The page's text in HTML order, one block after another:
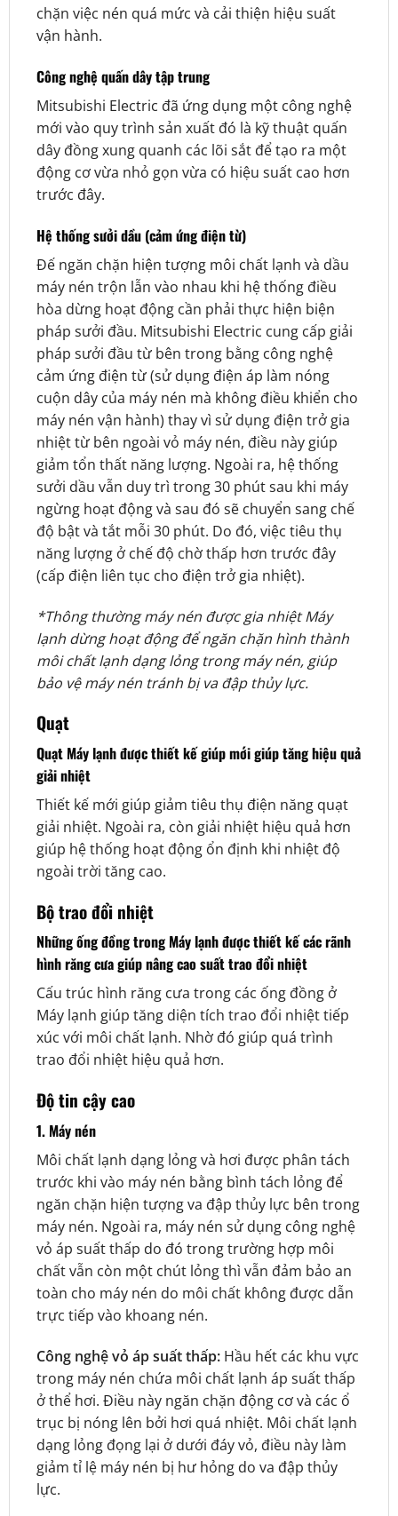
chặn việc nén quá mức và cải thiện hiệu suất
vận hành.
Công nghệ quấn dây tập trung
Mitsubishi Electric đã ứng dụng một công nghệ
mới vào quy trình sản xuất đó là kỹ thuật quấn
dây đồng xung quanh các lõi sắt để tạo ra một
động cơ vừa nhỏ gọn vừa có hiệu suất cao hơn
trước đây.
Hệ thống sưởi dầu (cảm ứng điện từ)
Đế ngăn chặn hiện tượng môi chất lạnh và dầu
máy nén trộn lẫn vào nhau khi hệ thống điều
hòa dừng hoạt động cần phải thực hiện biện
pháp sưởi đầu. Mitsubishi Electric cung cấp giải
pháp sưởi đầu từ bên trong bằng công nghệ
cảm ứng điện từ (sử dụng điện áp làm nóng
cuộn dây của máy nén mà không điều khiển cho
máy nén vận hành) thay vì sử dụng điện trở gia
nhiệt từ bên ngoài vỏ máy nén, điều này giúp
giảm tổn thất năng lượng. Ngoài ra, hệ thống
sưởi dầu vẫn duy trì trong 30 phút sau khi máy
ngừng hoạt động và sau đó sẽ chuyển sang chế
độ bật và tắt mỗi 30 phút. Do đó, việc tiêu thụ
năng lượng ở chế độ chờ thấp hơn trước đây
(cấp điện liên tục cho điện trở gia nhiệt).
*Thông thường máy nén được gia nhiệt Máy
lạnh dừng hoạt động để ngăn chặn hình thành
môi chất lạnh dạng lỏng trong máy nén, giúp
bảo vệ máy nén tránh bị va đập thủy lực.
Quạt
Quạt Máy lạnh được thiết kế giúp mới giúp tăng hiệu quả
giải nhiệt
Thiết kế mới giúp giảm tiêu thụ điện năng quạt
giải nhiệt. Ngoài ra, còn giải nhiệt hiệu quả hơn
giúp hệ thống hoạt động ổn định khi nhiệt độ
ngoài trời tăng cao.
Bộ trao đổi nhiệt
Những ống đồng trong Máy lạnh được thiết kế các rãnh
hình răng cưa giúp nâng cao suất trao đổi nhiệt
Cấu trúc hình răng cưa trong các ống đồng ở
Máy lạnh giúp tăng diện tích trao đổi nhiệt tiếp
xúc với môi chất lạnh. Nhờ đó giúp quá trình
trao đổi nhiệt hiệu quả hơn.
Độ tin cậy cao
1. Máy nén
Môi chất lạnh dạng lỏng và hơi được phân tách
trước khi vào máy nén bằng bình tách lỏng để
ngăn chặn hiện tượng va đập thủy lực bên trong
máy nén. Ngoài ra, máy nén sử dụng công nghệ
vỏ áp suất thấp do đó trong trường hợp môi
chất vẫn còn một chút lỏng thì vẫn đảm bảo an
toàn cho máy nén do môi chất không được dẫn
trực tiếp vào khoang nén.
Công nghệ vỏ áp suất thấp: Hầu hết các khu vực
trong máy nén chứa môi chất lạnh áp suất thấp
ở thể hơi. Điều này ngăn chặn động cơ và các ổ
trục bị nóng lên bởi hơi quá nhiệt. Môi chất lạnh
dạng lỏng đọng lại ở dưới đáy vỏ, điều này làm
giảm tỉ lệ máy nén bị hư hỏng do va đập thủy
lực.